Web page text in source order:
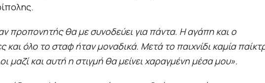
προπονητής θα με συνοδεύει για πάντα. Η αγάπη και ο
και όλο το σταφ ήταν μοναδικά. Μετά το παιχνίδι καμία
και αυτή η στιγμή θα μείνει χαραγμένη μέσα μου».